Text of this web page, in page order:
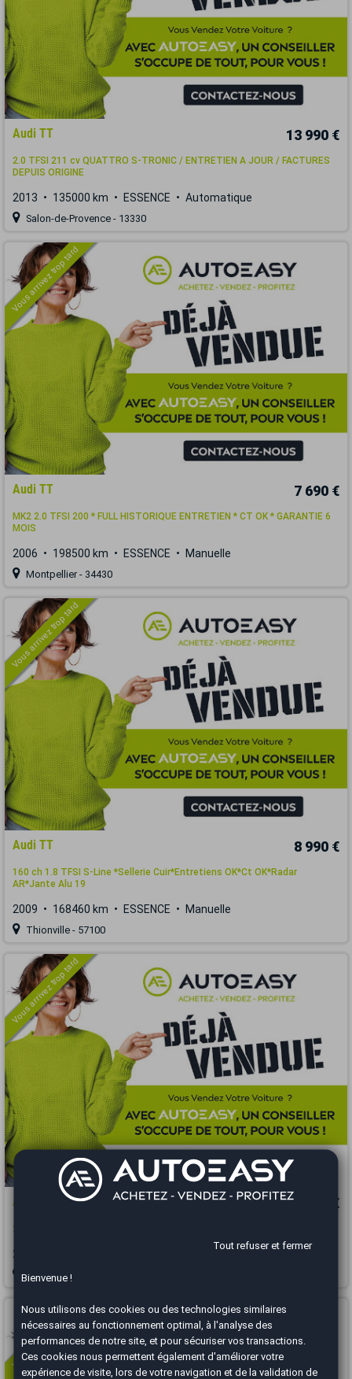
Audi TT 13 990 €
2.0 TFSI 211 cv QUATTRO S-TRONIC / ENTRETIEN A JOUR / FACTURES
DEPUIS ORIGINE
2013 135000 km ESSENCE Automatique
Salon-de-Provence - 13330
Vous arrivez trop tard
Audi TT 7 690 €
MK2 2.0 TFSI 200 * FULL HISTORIQUE ENTRETIEN * CT OK * GARANTIE 6
MOIS
2006 198500 km ESSENCE Manuelle
Montpellier - 34430
Vous arrivez trop tard
Audi TT 8 990 €
160 ch 1.8 TFSI S-Line *Sellerie Cuir*Entretiens OK*Ct OK*Radar
AR*Jante Alu 19
2009 168460 km ESSENCE Manuelle
Thionville - 57100
Vous arrivez trop tard
Audi TT 23 990 €
2.0 TFSI S-TRONIC 230 boite auto
2016
Saint-Pierre - 97410
Vous arrivez trop tard
Tout refuser et fermer
Bienvenue !
Nous utilisons des cookies ou des technologies similaires
nécessaires au fonctionnement optimal, à l'analyse des
performances de notre site, et pour sécuriser vos transactions.
Ces cookies nous permettent également d'améliorer votre
expérience de visite, lors de votre navigation et de la validation de